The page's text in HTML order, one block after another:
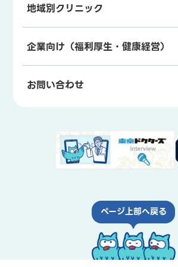
地域別クリニック
企業向け（福利厚生・健康経営）
お問い合わせ
ページ上部へ戻る